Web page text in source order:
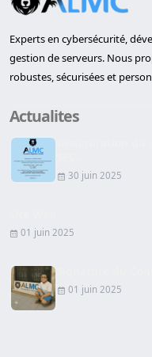
Experts en cybersécurité,
gestion de serveurs. Nous
robustes, sécurisées et
Actualites
30 juin 2025
01 juin 2025
01 juin 2025